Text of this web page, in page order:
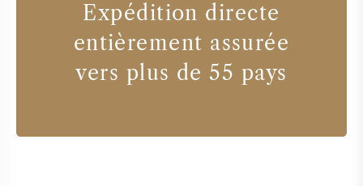
Expédition directe
entièrement assurée
vers plus de 55 pays